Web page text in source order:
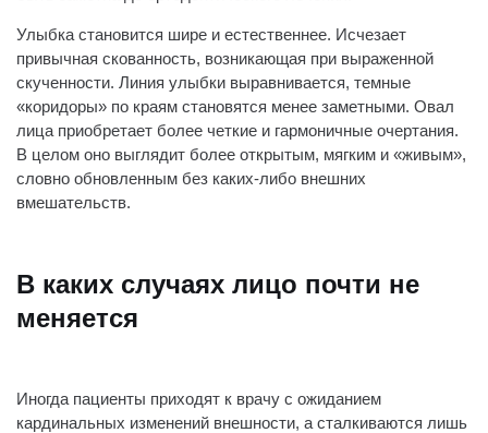
Улыбка становится шире и естественнее. Исчезает
привычная скованность, возникающая при выраженной
скученности. Линия улыбки выравнивается, темные
«коридоры» по краям становятся менее заметными. Овал
лица приобретает более четкие и гармоничные очертания.
В целом оно выглядит более открытым, мягким и «живым»,
словно обновленным без каких-либо внешних
вмешательств.
В каких случаях лицо почти не
меняется
Иногда пациенты приходят к врачу с ожиданием
кардинальных изменений внешности, а сталкиваются лишь